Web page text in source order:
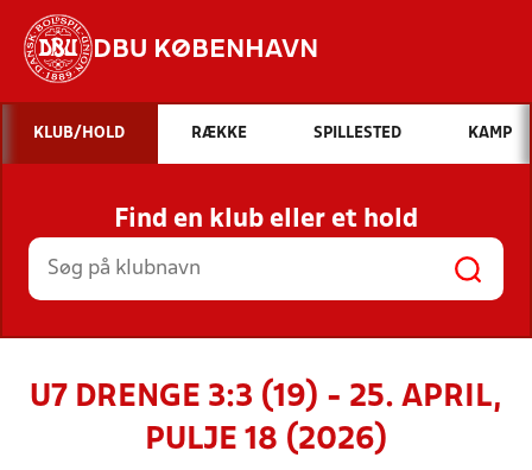
DBU KØBENHAVN
Hvad vil du søge efter?
INDHOLD OG NYHEDER
STILLINGER, RESULTATER, KLUBBER OG
HOLD
KLUB/HOLD RÆKKE SPILLESTED KAMP
Find en klub eller et hold
U7 DRENGE 3:3 (19) - 25. APRIL,
PULJE 18 (2026)